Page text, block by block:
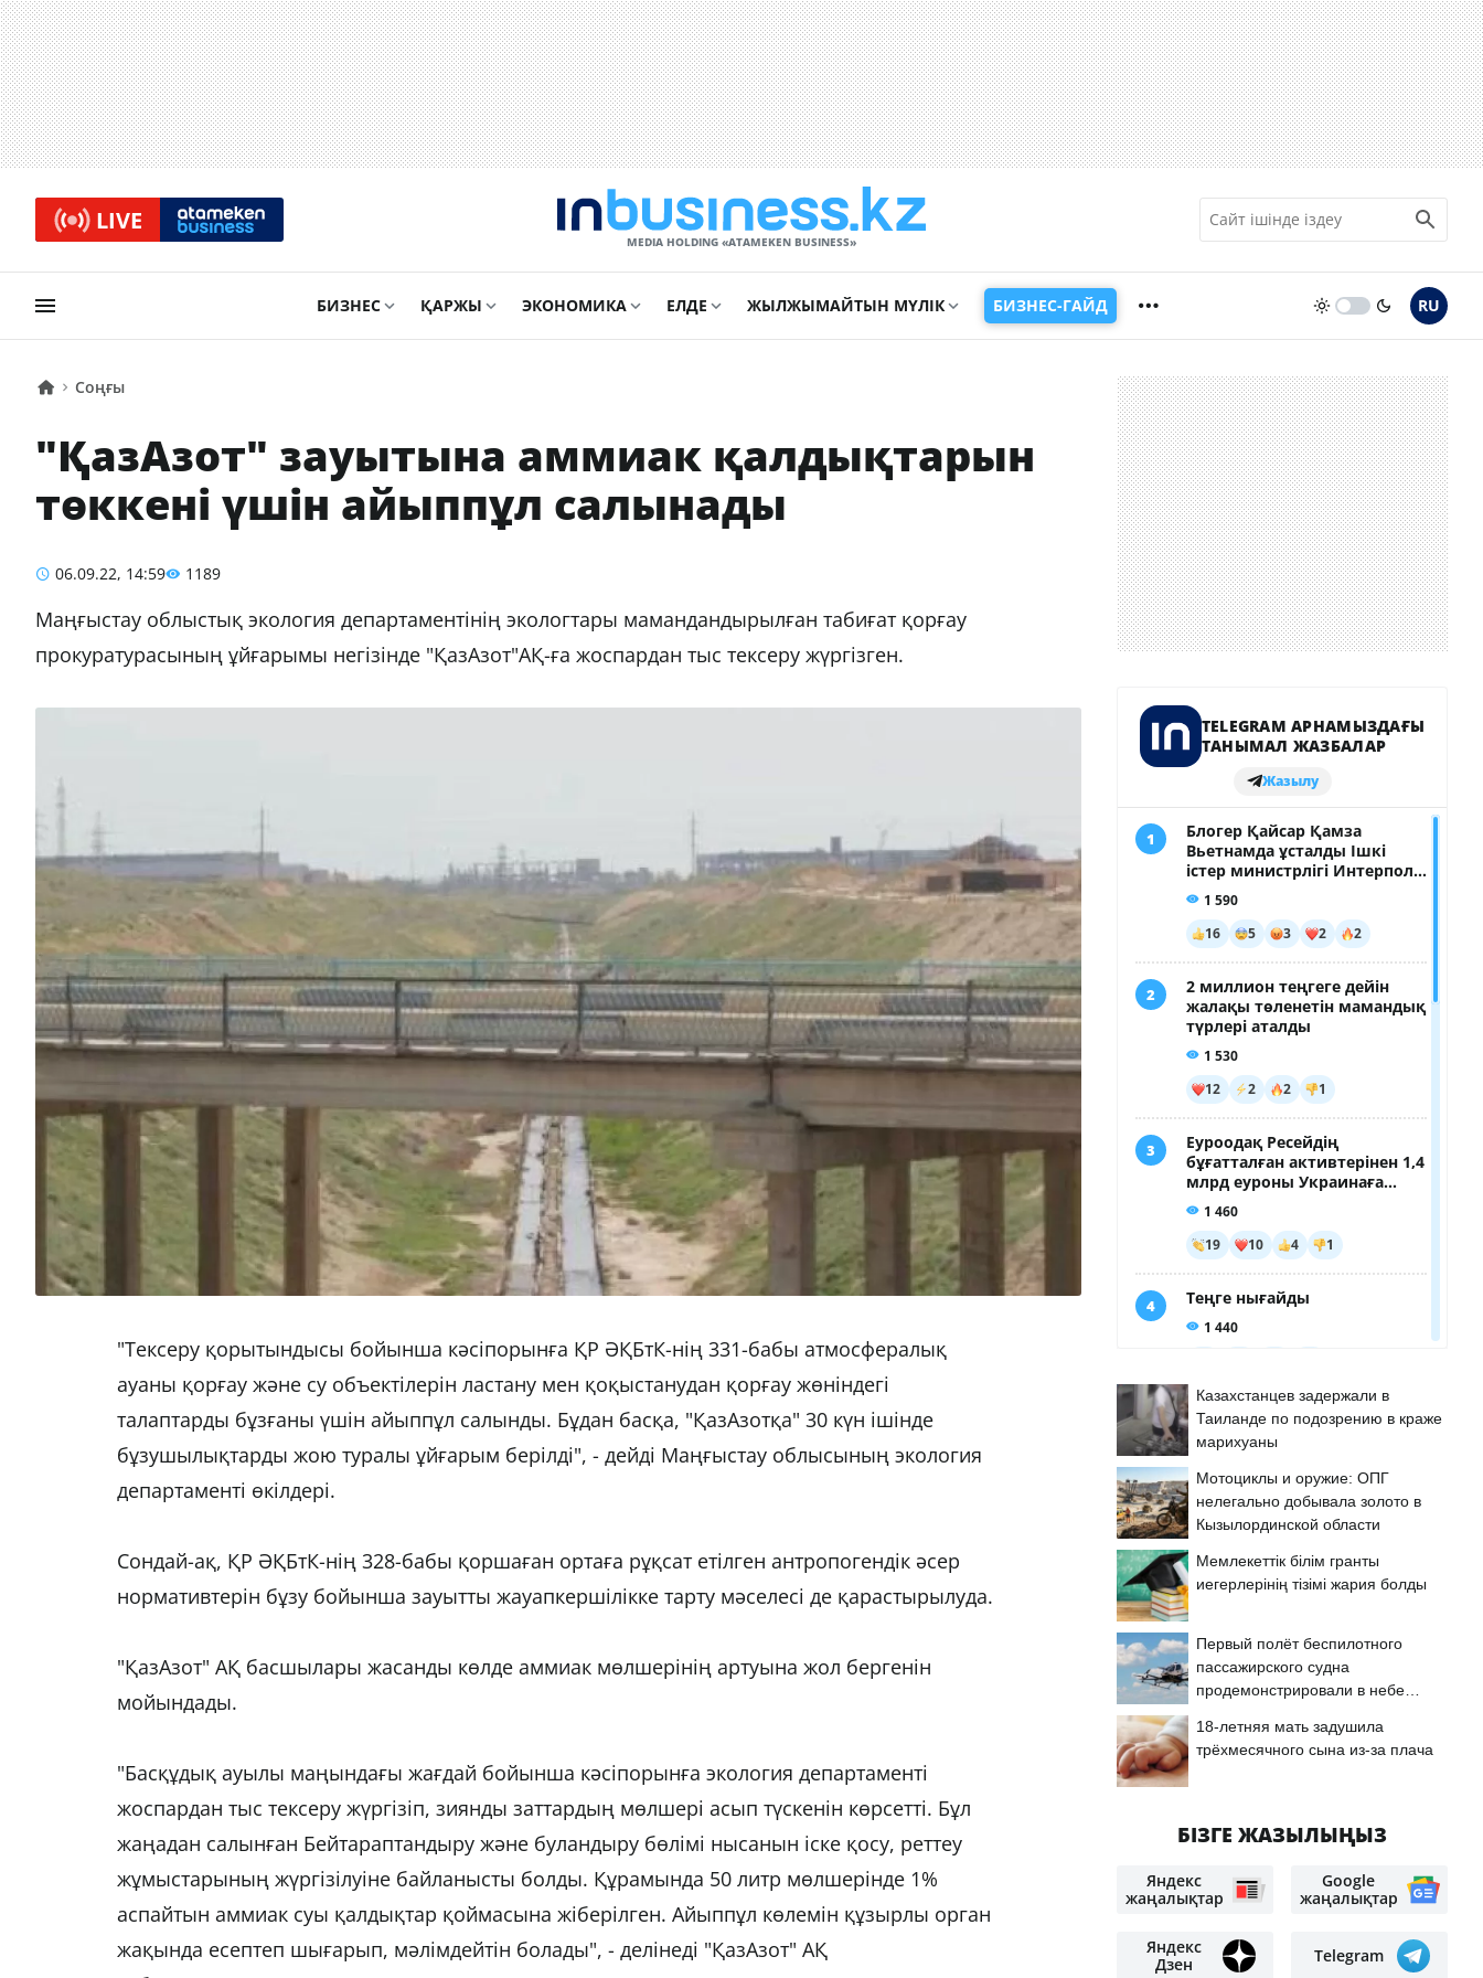
LIVE
MEDIA HOLDING «ATAMEKЕN BUSINESS»
БИЗНЕС ҚАРЖЫ ЭКОНОМИКА ЕЛДЕ ЖЫЛЖЫМАЙТЫН МҮЛІК БИЗНЕС-ГАЙД RU
Соңғы
"ҚазАзот" зауытына аммиак қалдықтарын
төккені үшін айыппұл салынады
06.09.22, 14:59 1189
Маңғыстау облыстық экология департаментінің экологтары мамандандырылған табиғат қорғау
прокуратурасының ұйғарымы негізінде "ҚазАзот"АҚ-ға жоспардан тыс тексеру жүргізген.
"Тексеру қорытындысы бойынша кәсіпорынға ҚР ӘҚБтК-нің 331-бабы атмосфералық
ауаны қорғау және су объектілерін ластану мен қоқыстанудан қорғау жөніндегі
талаптарды бұзғаны үшін айыппұл салынды. Бұдан басқа, "ҚазАзотқа" 30 күн ішінде
бұзушылықтарды жою туралы ұйғарым берілді", - дейді Маңғыстау облысының экология
департаменті өкілдері.
Сондай-ақ, ҚР ӘҚБтК-нің 328-бабы қоршаған ортаға рұқсат етілген антропогендік әсер
нормативтерін бұзу бойынша зауытты жауапкершілікке тарту мәселесі де қарастырылуда.
"ҚазАзот" АҚ басшылары жасанды көлде аммиак мөлшерінің артуына жол бергенін
мойындады.
"Басқұдық ауылы маңындағы жағдай бойынша кәсіпорынға экология департаменті
жоспардан тыс тексеру жүргізіп, зиянды заттардың мөлшері асып түскенін көрсетті. Бұл
жаңадан салынған Бейтараптандыру және буландыру бөлімі нысанын іске қосу, реттеу
жұмыстарының жүргізілуіне байланысты болды. Құрамында 50 литр мөлшерінде 1%
аспайтын аммиак суы қалдықтар қоймасына жіберілген. Айыппұл көлемін құзырлы орган
жақында есептеп шығарып, мәлімдейтін болады", - делінеді "ҚазАзот" АҚ
Казахстанцев задержали в
Таиланде по подозрению в краже
марихуаны
Мотоциклы и оружие: ОПГ
нелегально добывала золото в
Кызылординской области
Мемлекеттік білім гранты
иегерлерінің тізімі жария болды
Первый полёт беспилотного
пассажирского судна
продемонстрировали в небе
18-летняя мать задушила
трёхмесячного сына из-за плача
БІЗГЕ ЖАЗЫЛЫҢЫЗ
Яндекс
жаңалықтар
Google
жаңалықтар
Яндекс
Дзен
Telegram